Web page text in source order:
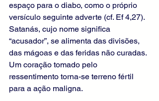
espaço para o diabo, como o próprio
versículo seguinte adverte (cf. Ef 4,27).
Satanás, cujo nome significa
“acusador”, se alimenta das divisões,
das mágoas e das feridas não curadas.
Um coração tomado pelo
ressentimento torna-se terreno fértil
para a ação maligna.